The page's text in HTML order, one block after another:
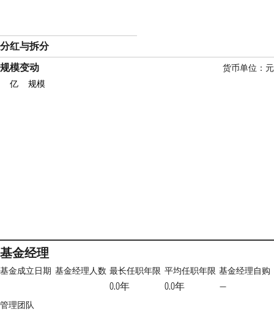
分红与拆分
规模变动
货币单位：元
亿
规模
基金经理
基金成立日期 基金经理人数 最长任职年限
0.0年
平均任职年限
0.0年
基金经理自购
—
管理团队